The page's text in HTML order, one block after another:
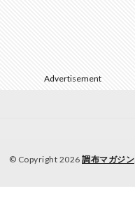
Advertisement
© Copyright 2026 調布マガジン